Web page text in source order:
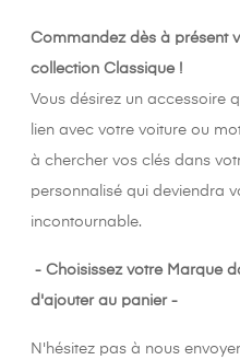
Commandez dès à présent
collection Classique !
Vous désirez un accessoire
lien avec votre voiture ou
à chercher vos clés dans
personnalisé qui deviendra
incontournable.
- Choisissez votre Marque
d'ajouter au panier -
N'hésitez pas à nous